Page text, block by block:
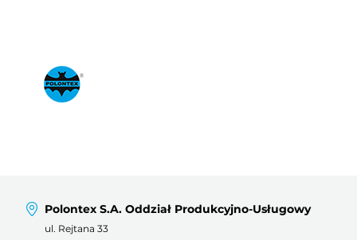
Polontex S.A. Oddział Produkcyjno-Usługowy
ul. Rejtana 33